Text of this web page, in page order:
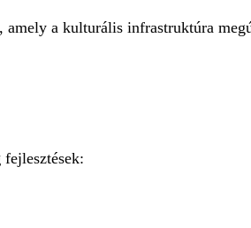
a kulturális infrastruktúra
fejlesztések: